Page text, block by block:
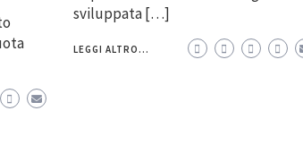
sviluppata […]
LEGGI ALTRO...